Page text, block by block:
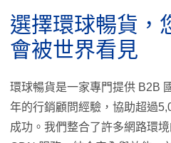
選擇環球暢貨，
會被世界看見
環球暢貨是一家專門提供 B2B
年的行銷顧問經驗，協助超過
成功。我們整合了許多網路環